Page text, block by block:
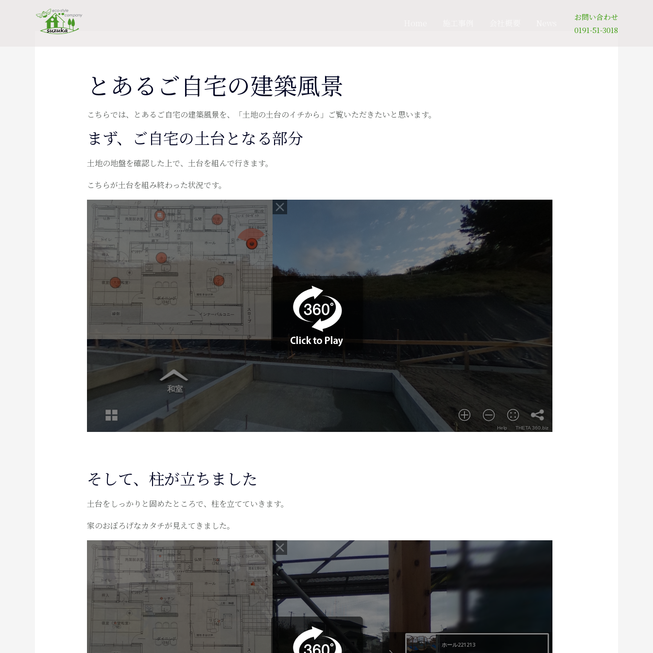
お問い合わせ
0191-51-3018
とあるご自宅の建築風景
こちらでは、とあるご自宅の建築風景を、「土地の土台のイチから」ご覧いただきたいと思います。
まず、ご自宅の土台となる部分
土地の地盤を確認した上で、土台を組んで行きます。
こちらが土台を組み終わった状況です。
そして、柱が立ちました
土台をしっかりと固めたところで、柱を立てていきます。
家のおぼろげなカタチが見えてきました。